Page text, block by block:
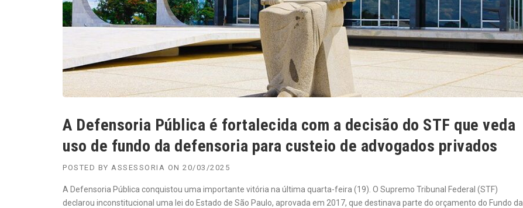
A Defensoria Pública é fortalecida com a decisão do STF que veda
uso de fundo da defensoria para custeio de advogados privados
POSTED BY ASSESSORIA ON 20/03/2025
A Defensoria Pública conquistou uma importante vitória na última quarta-feira (19). O Supremo Tribunal Federal (STF)
declarou inconstitucional uma lei do Estado de São Paulo, aprovada em 2017, que destinava parte do orçamento do Fundo da